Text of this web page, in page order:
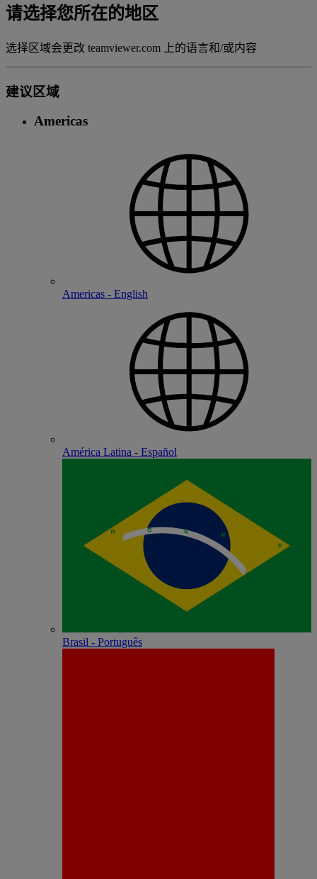
请选择您所在的地区
选择区域会更改 teamviewer.com 上的语言和/或内容
建议区域
Americas
Americas - English
América Latina - Español
Brasil - Português